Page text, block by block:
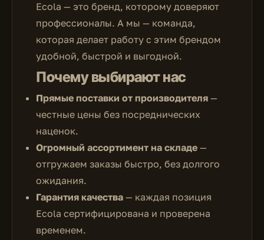
Ecola — это бренд, которому доверяют
профессионалы. А мы — команда,
которая делает работу с этим брендом
удобной, быстрой и выгодной.
Почему выбирают нас
Прямые поставки от производителя —
честные цены без посреднических
наценок.
Огромный ассортимент на складе —
отгружаем заказы быстро, без долгого
ожидания.
Гарантия качества — каждая позиция
Ecola сертифицирована и проверена
временем.